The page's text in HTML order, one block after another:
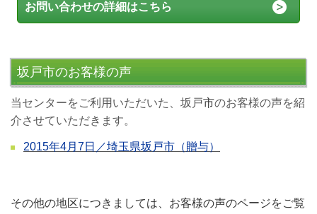
お問い合わせの詳細はこちら
坂戸市のお客様の声
当センターをご利用いただいた、坂戸市のお客様の声を紹
介させていただきます。
2015年4月7日／埼玉県坂戸市（贈与）
その他の地区につきましては、お客様の声のページをご覧